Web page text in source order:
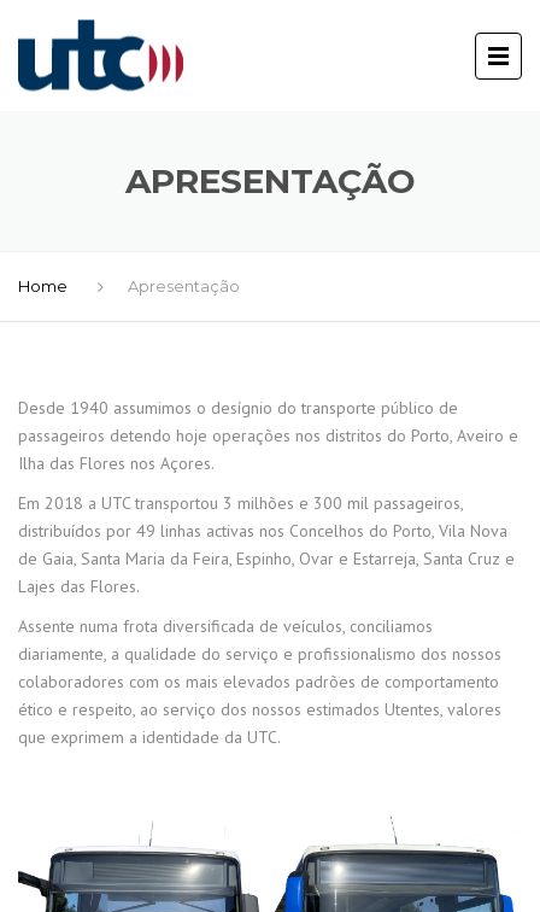
APRESENTAÇÃO
Home Apresentação
Desde 1940 assumimos o desígnio do transporte público de
passageiros detendo hoje operações nos distritos do Porto, Aveiro e
Ilha das Flores nos Açores.
Em 2018 a UTC transportou 3 milhões e 300 mil passageiros,
distribuídos por 49 linhas activas nos Concelhos do Porto, Vila Nova
de Gaia, Santa Maria da Feira, Espinho, Ovar e Estarreja, Santa Cruz e
Lajes das Flores.
Assente numa frota diversificada de veículos, conciliamos
diariamente, a qualidade do serviço e profissionalismo dos nossos
colaboradores com os mais elevados padrões de comportamento
ético e respeito, ao serviço dos nossos estimados Utentes, valores
que exprimem a identidade da UTC.